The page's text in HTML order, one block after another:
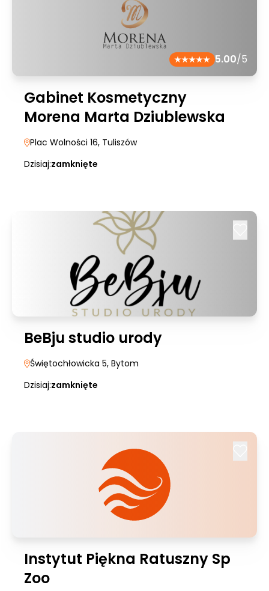
5.00/5
Gabinet Kosmetyczny
Morena Marta Dziublewska
Plac Wolności 16, Tuliszów
Dzisiaj:zamknięte
BeBju studio urody
Świętochłowicka 5, Bytom
Dzisiaj:zamknięte
Instytut Piękna Ratuszny Sp
Zoo